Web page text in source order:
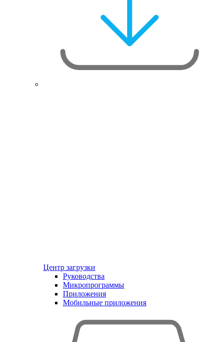
Центр загрузки
Руководства
Микропрограммы
Приложения
Мобильные приложения